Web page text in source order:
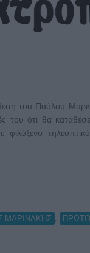
του Παύλου
του ότι θα
φιλόξενο
ΜΑΡΙΝΑΚΗΣ